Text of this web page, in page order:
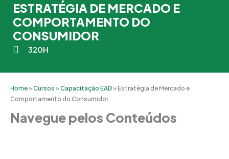
ESTRATÉGIA DE MERCADO E
COMPORTAMENTO DO
CONSUMIDOR
320H
Home»Cursos »Capacitação EAD» Estratégia de Mercado e
Comportamento do Consumidor
Navegue pelos Conteúdos